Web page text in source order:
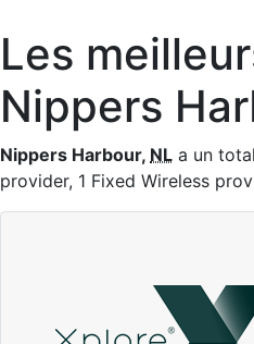
Les
Nippers
Nippers Harbour, NL a un
provider, 1 Fixed Wireless